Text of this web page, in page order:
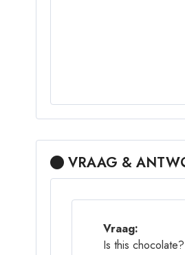
VRAAG &
Vraag:
Is this chocolate?